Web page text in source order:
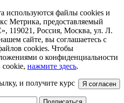
используются файлы cookies и
Метрика, предоставляемый
Россия, Москва, ул. Л.
сайте, вы соглашаетесь с
cookies. Чтобы
о конфиденциальности
cookie, нажмите здесь.
Я согласен
и получите курс